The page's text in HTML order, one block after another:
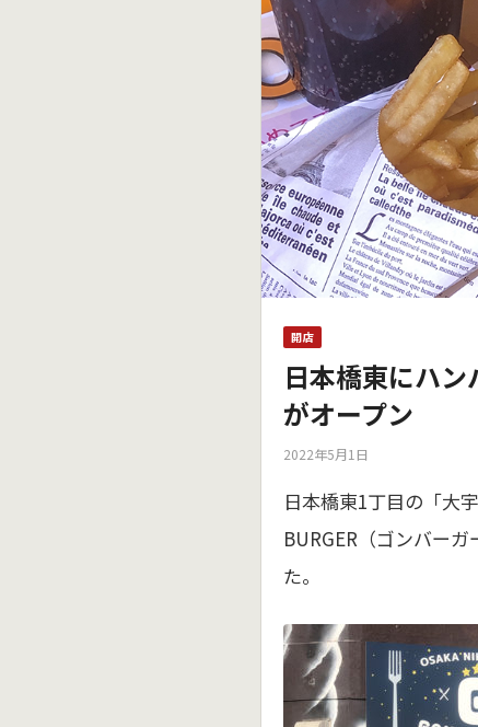
開店
日本橋東にハン
がオープン
2022年5月1日
日本橋東1丁目の「大
BURGER（ゴンバー
た。